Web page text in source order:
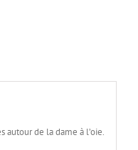
de la dame à l’oie.